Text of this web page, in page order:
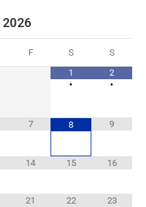
2026
F S
S
1
•
2
•
7 8 9
14 15 16
21 22 23